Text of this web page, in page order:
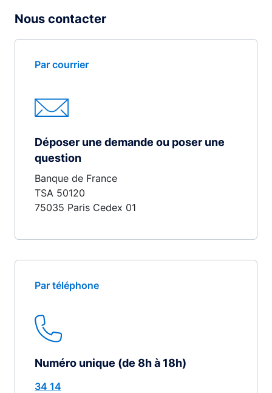
Nous contacter
Par courrier
Déposer une demande ou poser une
question
Banque de France
TSA 50120
75035 Paris Cedex 01
Par téléphone
Numéro unique (de 8h à 18h)
34 14